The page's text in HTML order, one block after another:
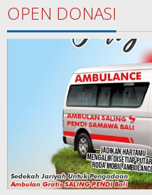
OPEN DONASI